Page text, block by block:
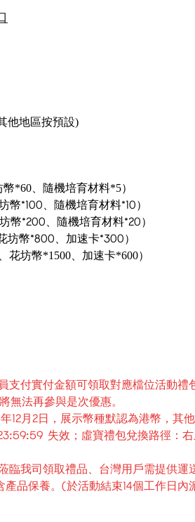
他地區按預設)
*60、隨機培育材料*5）
*100、隨機培育材料*10）
幣*200、隨機培育材料*20）
幣*800、加速卡*300）
花坊幣*1500、加速卡*600）
付實付金額可領取對應檔位活動禮
法再參與是次優惠。
月2日，展示幣種默認為港幣，其他
失效； 虛寶禮包兌換路徑：
我司領取禮品、台灣用戶需提供運
品保養。(於活動結束14個工作日內